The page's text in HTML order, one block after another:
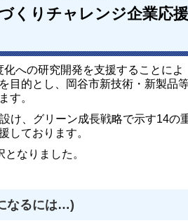
くりチャレンジ企業応援
への研究開発を支援することによ
目的とし、岡谷市新技術・新製品
す。
け、グリーン成長戦略で示す14の
しております。
なりました。
なるには…)